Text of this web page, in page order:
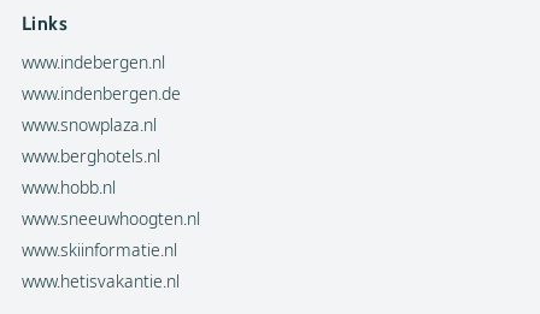
Links
www.indebergen.nl
www.indenbergen.de
www.snowplaza.nl
www.berghotels.nl
www.hobb.nl
www.sneeuwhoogten.nl
www.skiinformatie.nl
www.hetisvakantie.nl